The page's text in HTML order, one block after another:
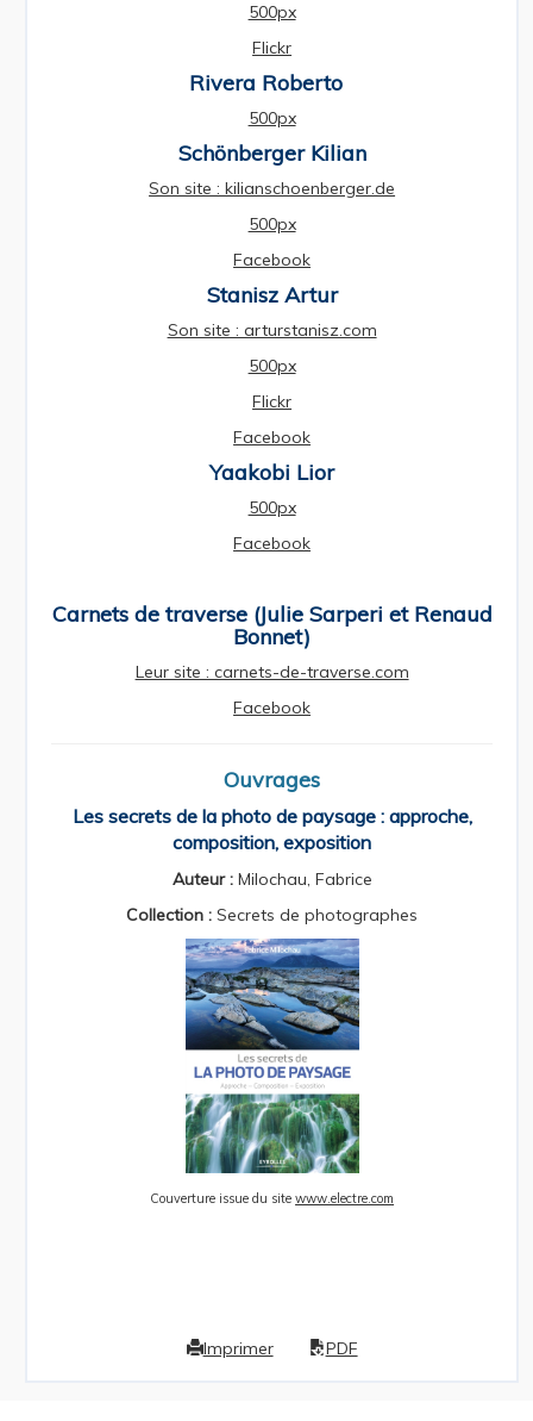
500px
Flickr
Rivera Roberto
500px
Schönberger Kilian
Son site : kilianschoenberger.de
500px
Facebook
Stanisz Artur
Son site : arturstanisz.com
500px
Flickr
Facebook
Yaakobi Lior
500px
Facebook
Carnets de traverse (Julie Sarperi et Renaud
Bonnet)
Leur site : carnets-de-traverse.com
Facebook
Ouvrages
Les secrets de la photo de paysage : approche,
composition, exposition
Auteur :Milochau, Fabrice
Collection : Secrets de photographes
Couverture issue du sitewww.electre.com
Imprimer PDF